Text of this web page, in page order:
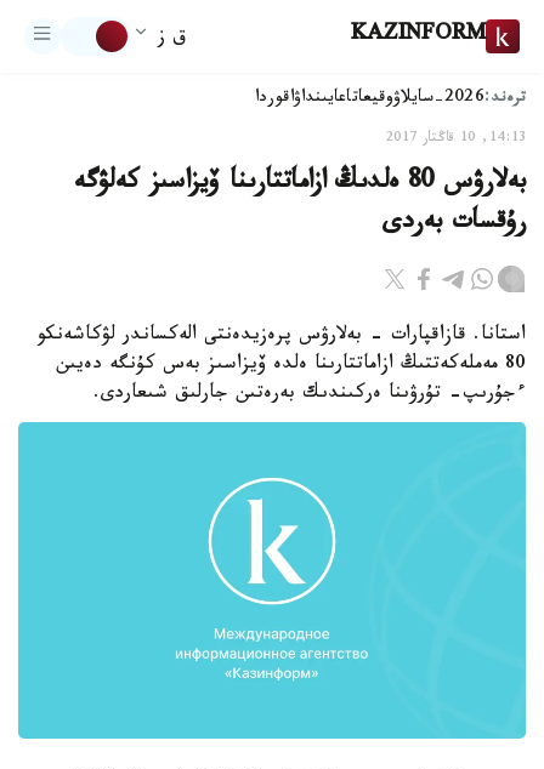
KAZINFORM ق ز
ترەند:2026-سايلاۋ وقيعاتاعايىنداۋاقوردا
14:13, 10 قاڭتار 2017
بەلارۋس 80 ەلدىڭ ازاماتتارىنا ۆيزاسىز كەلۋگە
رۇقسات بەردى
استانا. قازاقپارات - بەلارۋس پرەزيدەنتى الەكساندر لۋكاشەنكو
80 مەملەكەتتىڭ ازاماتتارىنا ەلدە ۆيزاسىز بەس كۇنگە دەيىن
ءجۇرىپ- تۇرۋىنا ەركىندىك بەرەتىن جارلىق شىعاردى.